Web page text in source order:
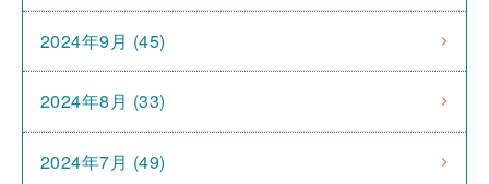
2024年9月 (45)
2024年8月 (33)
2024年7月 (49)